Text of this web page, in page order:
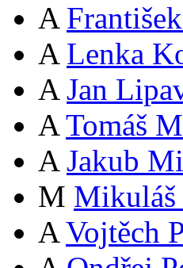
A
A Lenka
A Jan
A Tomáš
A Jakub
M Mikuláš
A Vojtěch